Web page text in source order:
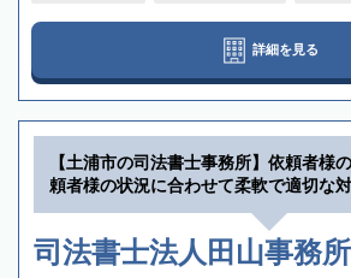
詳細を見る
【土浦市の司法書士事務所】依頼者様
頼者様の状況に合わせて柔軟で適切な
司法書士法人田山事務所